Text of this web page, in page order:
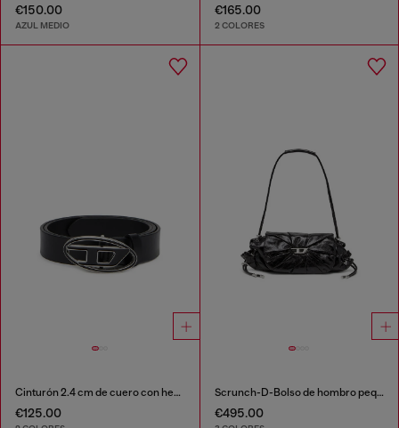
€150.00
AZUL MEDIO
€165.00
2 COLORES
Cinturón 2.4 cm de cuero con hebilla Oval D esmaltada
€125.00
Scrunch-D-Bolso de hombro pequeño de cuero arrugado
€495.00